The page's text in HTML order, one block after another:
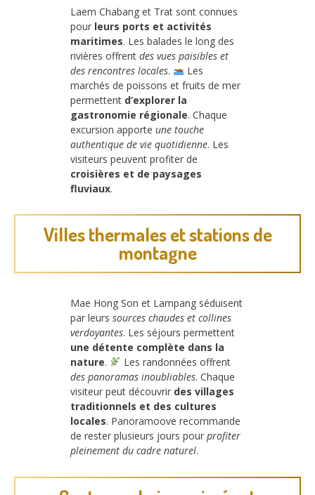
Laem Chabang et Trat sont connues
pour leurs ports et activités
maritimes. Les balades le long des
rivières offrent des vues paisibles et
des rencontres locales.
Les
marchés de poissons et fruits de mer
permettent d’explorer la
gastronomie régionale. Chaque
excursion apporte une touche
authentique de vie quotidienne. Les
visiteurs peuvent profiter de
croisières et de paysages
fluviaux.
Villes thermales et stations de
montagne
Mae Hong Son et Lampang séduisent
par leurs sources chaudes et collines
verdoyantes. Les séjours permettent
une détente complète dans la
nature.
Les randonnées offrent
des panoramas inoubliables. Chaque
visiteur peut découvrir des villages
traditionnels et des cultures
locales. Panoramoove recommande
de rester plusieurs jours pour profiter
pleinement du cadre naturel.